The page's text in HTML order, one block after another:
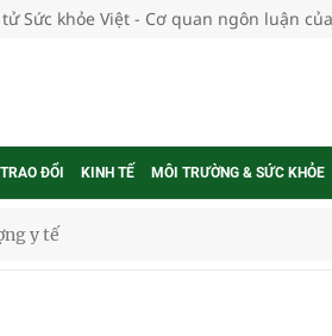
Sức khỏe Việt - Cơ quan ngôn luận
ĐỔI KINH TẾ MÔI TRƯỜNG & SỨC KHỎE
theo cách ít ai ngờ tới